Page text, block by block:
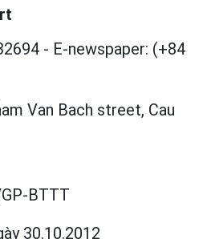
- E-newspaper: (+84
Van Bach street, Cau
BTTT
30.10.2012